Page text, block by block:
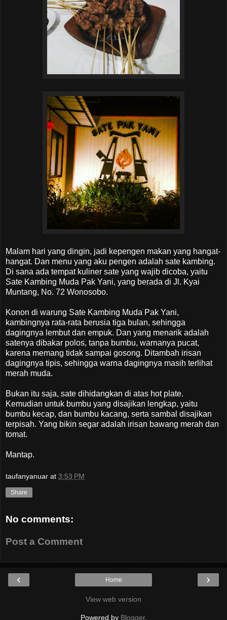
Malam hari yang dingin, jadi kepengen makan yang hangat-
hangat. Dan menu yang aku pengen adalah sate kambing.
Di sana ada tempat kuliner sate yang wajib dicoba, yaitu
Sate Kambing Muda Pak Yani, yang berada di Jl. Kyai
Muntang, No. 72 Wonosobo.
Konon di warung Sate Kambing Muda Pak Yani,
kambingnya rata-rata berusia tiga bulan, sehingga
dagingnya lembut dan empuk. Dan yang menarik adalah
satenya dibakar polos, tanpa bumbu, warnanya pucat,
karena memang tidak sampai gosong. Ditambah irisan
dagingnya tipis, sehingga warna dagingnya masih terlihat
merah muda.
Bukan itu saja, sate dihidangkan di atas hot plate.
Kemudian untuk bumbu yang disajikan lengkap, yaitu
bumbu kecap, dan bumbu kacang, serta sambal disajikan
terpisah. Yang bikin segar adalah irisan bawang merah dan
tomat.
Mantap.
taufanyanuar at 3:53 PM
Share
No comments:
Post a Comment
‹ ›
Home
View web version
Powered by Blogger.